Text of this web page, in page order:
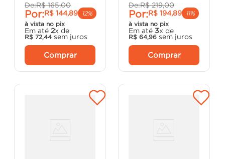
De:R$ 165,00
Por:R$ 144,89
12%
à vista no pix
Em até 2x de
R$ 72,44 sem juros
Comprar
De:R$ 219,00
Por:R$ 194,89
11%
à vista no pix
Em até 3x de
R$ 64,96 sem juros
Comprar